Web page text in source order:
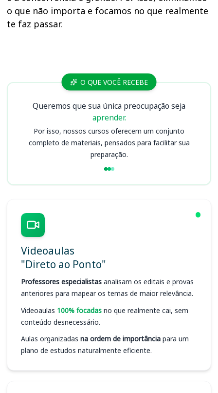
o que não importa e focamos no que realmente
te faz passar.
Cursos PM MTO QUE VOCÊ RECEBE
Queremos que sua única preocupação seja
aprender.
Por isso, nossos cursos oferecem um conjunto
completo de materiais, pensados para facilitar sua
preparação.
Videoaulas
"Direto ao Ponto"
Professores especialistas analisam os editais e provas
anteriores para mapear os temas de maior relevância.
Videoaulas 100% focadas no que realmente cai, sem
conteúdo desnecessário.
Aulas organizadas na ordem de importância para um
plano de estudos naturalmente eficiente.